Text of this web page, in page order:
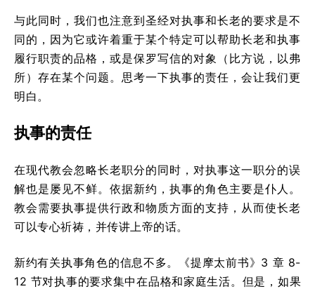
与此同时，我们也注意到圣经对执事和长老的要求是不
同的，因为它或许着重于某个特定可以帮助长老和执事
履行职责的品格，或是保罗写信的对象（比方说，以弗
所）存在某个问题。思考一下执事的责任，会让我们更
明白。
执事的责任
在现代教会忽略长老职分的同时，对执事这一职分的误
解也是屡见不鲜。依据新约，执事的角色主要是仆人。
教会需要执事提供行政和物质方面的支持，从而使长老
可以专心祈祷，并传讲上帝的话。
新约有关执事角色的信息不多。《提摩太前书》3 章 8-
12 节对执事的要求集中在品格和家庭生活。但是，如果